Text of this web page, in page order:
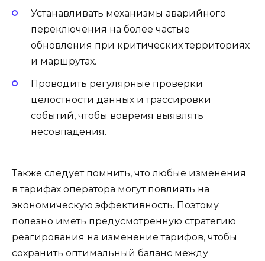
Устанавливать механизмы аварийного
переключения на более частые
обновления при критических территориях
и маршрутах.
Проводить регулярные проверки
целостности данных и трассировки
событий, чтобы вовремя выявлять
несовпадения.
Также следует помнить, что любые изменения
в тарифах оператора могут повлиять на
экономическую эффективность. Поэтому
полезно иметь предусмотренную стратегию
реагирования на изменение тарифов, чтобы
сохранить оптимальный баланс между